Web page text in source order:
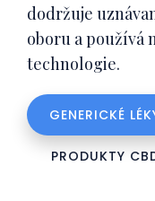
dodržuje
oboru a používá
technologie.
GENERICKÉ
PRODUKTY